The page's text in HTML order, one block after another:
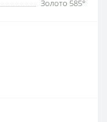
Золото 585°